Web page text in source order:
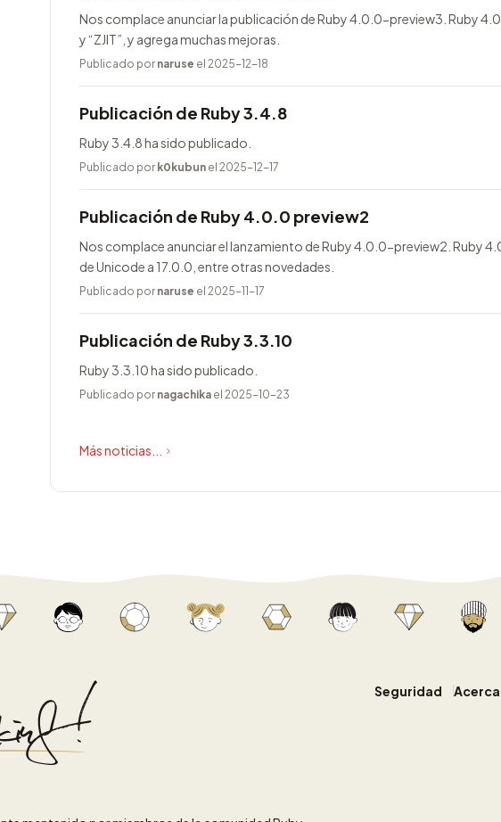
Nos complace anunciar la publicación de Ruby 4.0.0-preview3. Ruby
y “ZJIT”, y agrega muchas mejoras.
Publicado por naruse el 2025-12-18
Publicación de Ruby 3.4.8
Ruby 3.4.8 ha sido publicado.
Publicado por k0kubun el 2025-12-17
Publicación de Ruby 4.0.0 preview2
Nos complace anunciar el lanzamiento de Ruby 4.0.0-preview2. Ruby
de Unicode a 17.0.0, entre otras novedades.
Publicado por naruse el 2025-11-17
Publicación de Ruby 3.3.10
Ruby 3.3.10 ha sido publicado.
Publicado por nagachika el 2025-10-23
Más noticias...
Seguridad